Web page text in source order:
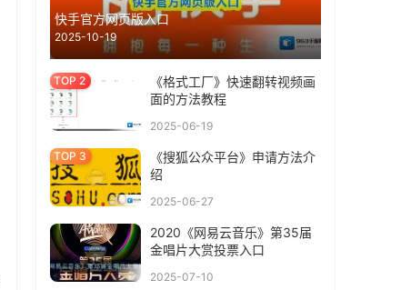
快手官方网页版入口
2025-10-19
《格式工厂》快速翻转视频画
面的方法教程
2025-06-19
《搜狐公众平台》申请方法介
绍
2025-06-27
2020《网易云音乐》第35届
金唱片大赏投票入口
2025-07-10